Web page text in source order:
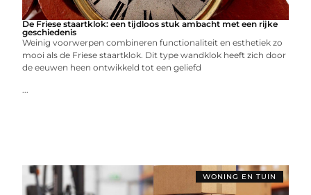
De Friese staartklok: een tijdloos stuk ambacht met een rijke
geschiedenis
Weinig voorwerpen combineren functionaliteit en esthetiek zo
mooi als de Friese staartklok. Dit type wandklok heeft zich door
de eeuwen heen ontwikkeld tot een geliefd
...
WONING EN TUIN